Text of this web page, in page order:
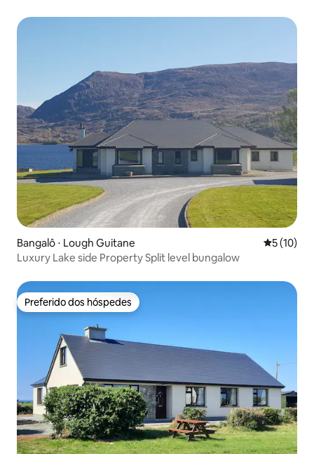
Bangalô ⋅ Lough Guitane 5 de uma
5 (10)
Luxury Lake side Property Split level bungalow
Preferido dos hóspedes
Preferido dos hóspedes